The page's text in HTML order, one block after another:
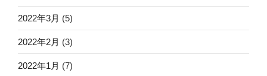
2022年3月 (5)
2022年2月 (3)
2022年1月 (7)